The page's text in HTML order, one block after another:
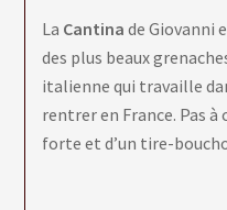
La Cantina de Giovanni
des plus beaux
italienne qui travaille
rentrer en France. Pas
forte et d’un tire-